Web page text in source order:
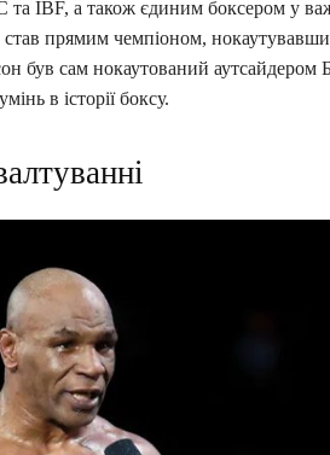
IBF, а також єдиним боксером у
прямим чемпіоном,
був сам нокаутований
в історії боксу.